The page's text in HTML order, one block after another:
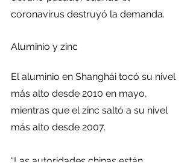
coronavirus destruyó la demanda.
Aluminio y zinc
El aluminio en Shanghái tocó su nivel
más alto desde 2010 en mayo,
mientras que el zinc saltó a su nivel
más alto desde 2007.
“Las autoridades chinas están